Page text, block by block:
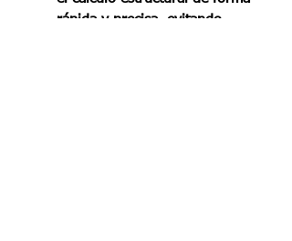
rápida y precisa, evitando